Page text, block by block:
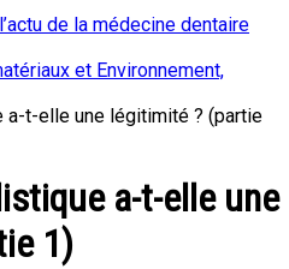
de la médecine dentaire
et Environnement,
a-t-elle une légitimité ? (partie
a-t-elle une
1)